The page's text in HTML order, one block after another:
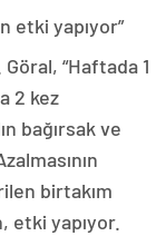
etki yapıyor”
“Haftada 1
2 kez
bağırsak ve
birtakım
yapıyor.